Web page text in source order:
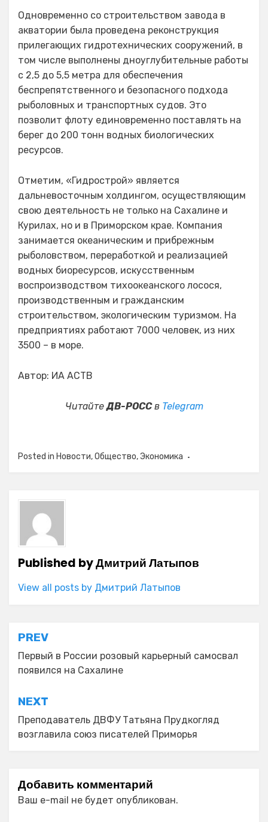
Одновременно со строительством завода в
акватории была проведена реконструкция
прилегающих гидротехнических сооружений, в
том числе выполнены дноуглубительные работы
с 2,5 до 5,5 метра для обеспечения
беспрепятственного и безопасного подхода
рыболовных и транспортных судов. Это
позволит флоту единовременно поставлять на
берег до 200 тонн водных биологических
ресурсов.
Отметим, «Гидрострой» является
дальневосточным холдингом, осуществляющим
свою деятельность не только на Сахалине и
Курилах, но и в Приморском крае. Компания
занимается океаническим и прибрежным
рыболовством, переработкой и реализацией
водных биоресурсов, искусственным
воспроизводством тихоокеанского лосося,
производственным и гражданским
строительством, экологическим туризмом. На
предприятиях работают 7000 человек, из них
3500 – в море.
Автор: ИА АСТВ
ЧитайтеДВ-РОССв Telegram
Posted in Новости,Общество,Экономика
Published byДмитрий Латыпов
View all posts by Дмитрий Латыпов
Навигация
по
записям
PREV
Первый в России розовый карьерный самосвал
появился на Сахалине
NEXT
Преподаватель ДВФУ Татьяна Прудкогляд
возглавила союз писателей Приморья
Добавить комментарий
Ваш e-mail не будет опубликован.